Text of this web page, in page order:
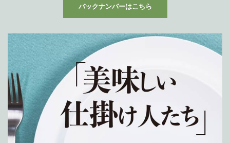
バックナンバーはこちら